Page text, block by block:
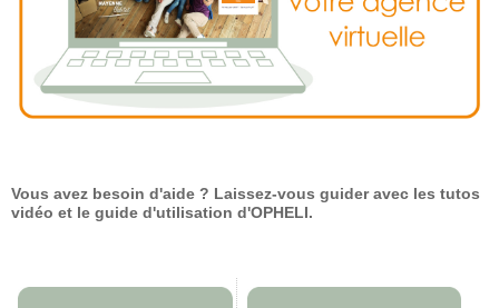
Vous avez besoin d'aide ? Laissez-vous guider avec les tutos
vidéo et le guide d'utilisation d'OPHELI.